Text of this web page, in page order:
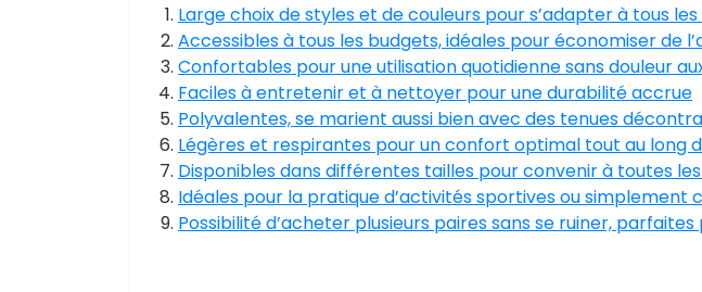
Large choix de styles et de couleurs pour s’adapter à tous
Accessibles à tous les budgets, idéales pour économiser de
Confortables pour une utilisation quotidienne sans douleur
Faciles à entretenir et à nettoyer pour une durabilité accrue
Polyvalentes, se marient aussi bien avec des tenues
Légères et respirantes pour un confort optimal tout au long
Disponibles dans différentes tailles pour convenir à toutes
Idéales pour la pratique d’activités sportives ou simplement
Possibilité d’acheter plusieurs paires sans se ruiner,